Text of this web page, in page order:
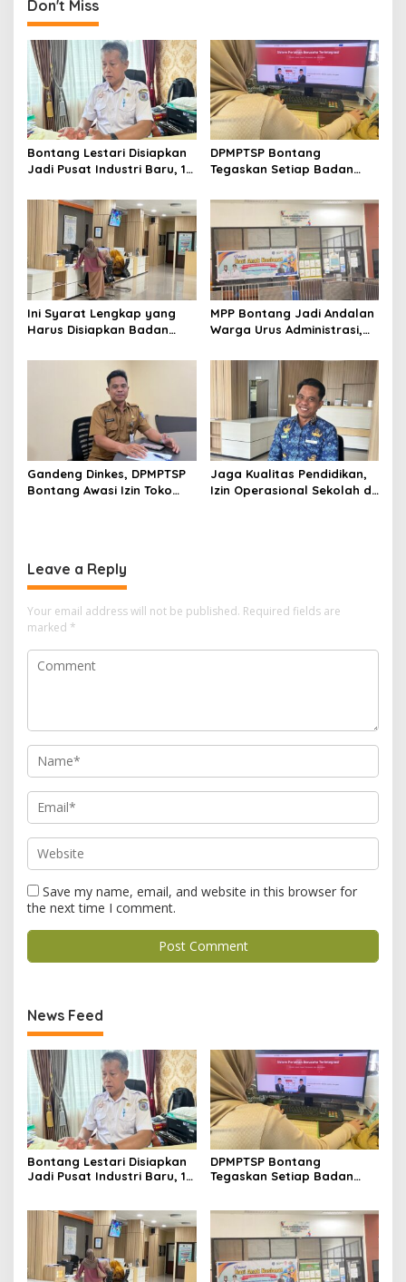
Don't Miss
Bontang Lestari Disiapkan
Jadi Pusat Industri Baru, 18
Dipetakan
DPMPTSP Bontang
Tegaskan Setiap Badan
Legalitas Usaha
Ini Syarat Lengkap yang
Harus Disiapkan Badan
Lewat OSS
MPP Bontang Jadi Andalan
Warga Urus Administrasi,
Diminati Meski Serba Digital
Gandeng Dinkes, DPMPTSP
Bontang Awasi Izin Toko
Jaga Kualitas Pendidikan,
Izin Operasional Sekolah di
Leave a Reply
Your email address will not be published. Required fields are
marked *
Save my name, email, and website in this browser for
the next time I comment.
News Feed
Bontang Lestari Disiapkan
Jadi Pusat Industri Baru, 18
DPMPTSP Bontang
Tegaskan Setiap Badan